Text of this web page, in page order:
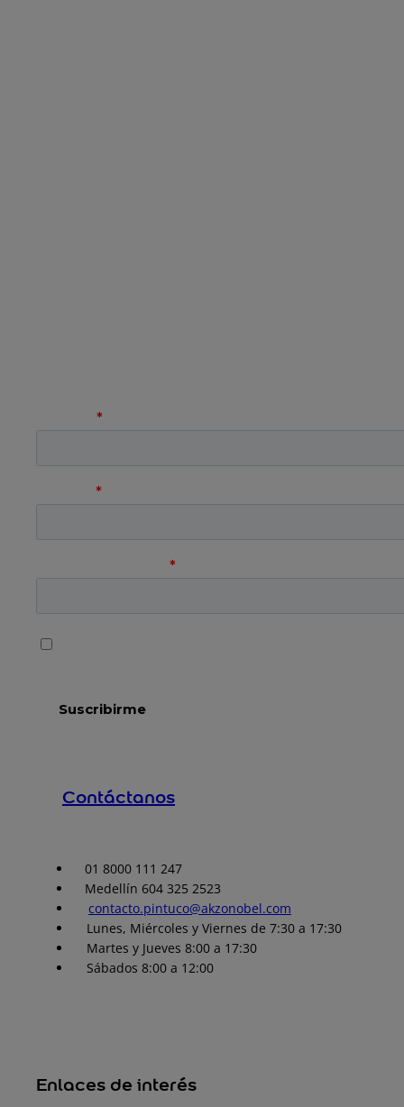
Contáctanos
01 8000 111 247
Medellín 604 325 2523
contacto.pintuco@akzonobel.com
Lunes, Miércoles y Viernes de 7:30 a 17:30
Martes y Jueves 8:00 a 17:30
Sábados 8:00 a 12:00
Enlaces de interés